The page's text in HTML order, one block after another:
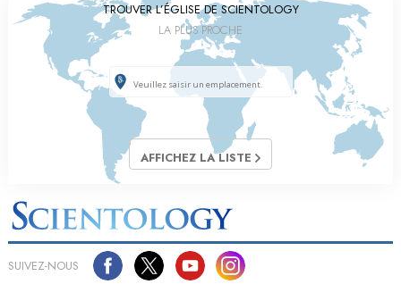
TROUVER L’ÉGLISE DE SCIENTOLOGY
LA PLUS PROCHE
AFFICHEZ LA LISTE
SUIVEZ-NOUS